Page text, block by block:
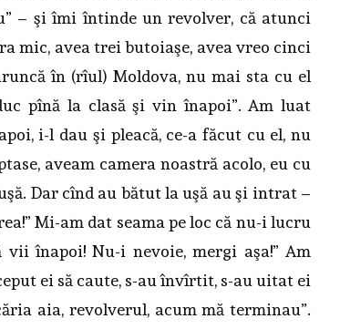
– şi îmi întinde un revolver, că atunci
mic, avea trei butoiaşe, avea vreo cinci
în (rîul) Moldova, nu mai sta cu el
pînă la clasă şi vin înapoi”. Am luat
i-l dau şi pleacă, ce-a făcut cu el, nu
aveam camera noastră acolo, eu cu
Dar cînd au bătut la uşă au şi intrat –
Mi-am dat seama pe loc că nu-i lucru
vii înapoi! Nu-i nevoie, mergi aşa!” Am
ei să caute, s-au învîrtit, s-au uitat ei
aia, revolverul, acum mă terminau”.